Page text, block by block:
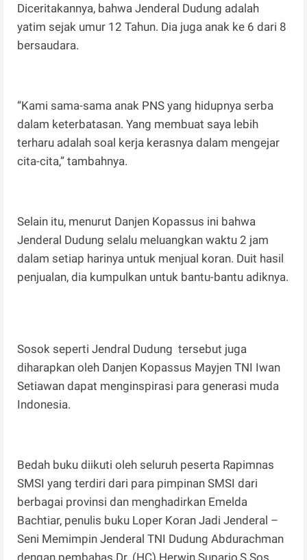
Diceritakannya, bahwa Jenderal Dudung adalah
yatim sejak umur 12 Tahun. Dia juga anak ke 6 dari 8
bersaudara.
“Kami sama-sama anak PNS yang hidupnya serba
dalam keterbatasan. Yang membuat saya lebih
terharu adalah soal kerja kerasnya dalam mengejar
cita-cita,” tambahnya.
Selain itu, menurut Danjen Kopassus ini bahwa
Jenderal Dudung selalu meluangkan waktu 2 jam
dalam setiap harinya untuk menjual koran. Duit hasil
penjualan, dia kumpulkan untuk bantu-bantu adiknya.
Sosok seperti Jendral Dudung tersebut juga
diharapkan oleh Danjen Kopassus Mayjen TNI Iwan
Setiawan dapat menginspirasi para generasi muda
Indonesia.
Bedah buku diikuti oleh seluruh peserta Rapimnas
SMSI yang terdiri dari para pimpinan SMSI dari
berbagai provinsi dan menghadirkan Emelda
Bachtiar, penulis buku Loper Koran Jadi Jenderal –
Seni Memimpin Jenderal TNI Dudung Abdurachman
dengan pembahas Dr. (HC) Herwin Suparjo,S.Sos,